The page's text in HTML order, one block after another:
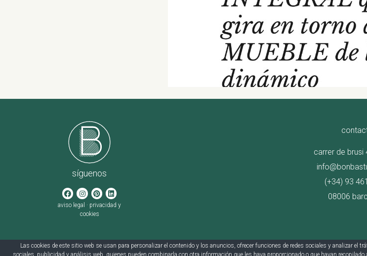
síguenos
aviso legal · privacidad y
cookies
carrer de brusi
(+34) 93
08006
Las cookies de este sitio web se usan para personalizar el contenido y los anuncios, ofrecer funciones de redes sociales y analizar
sociales, publicidad y análisis web, quienes pueden combinarla con otra información que les haya proporcionado o que hayan